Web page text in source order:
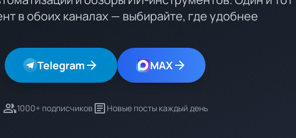
в обоих каналах — выбирайте, где удобнее
Telegramarrow_forward MAXarrow_forward
group1000+ подписчиков article Новые посты каждый день